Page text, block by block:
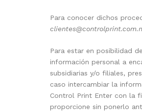
Para conocer dichos
Para estar en posibilidad
información personal a
subsidiarias y/o filiales,
caso intercambiar la
Control Print Enter con la
proporcione sin ponerlo